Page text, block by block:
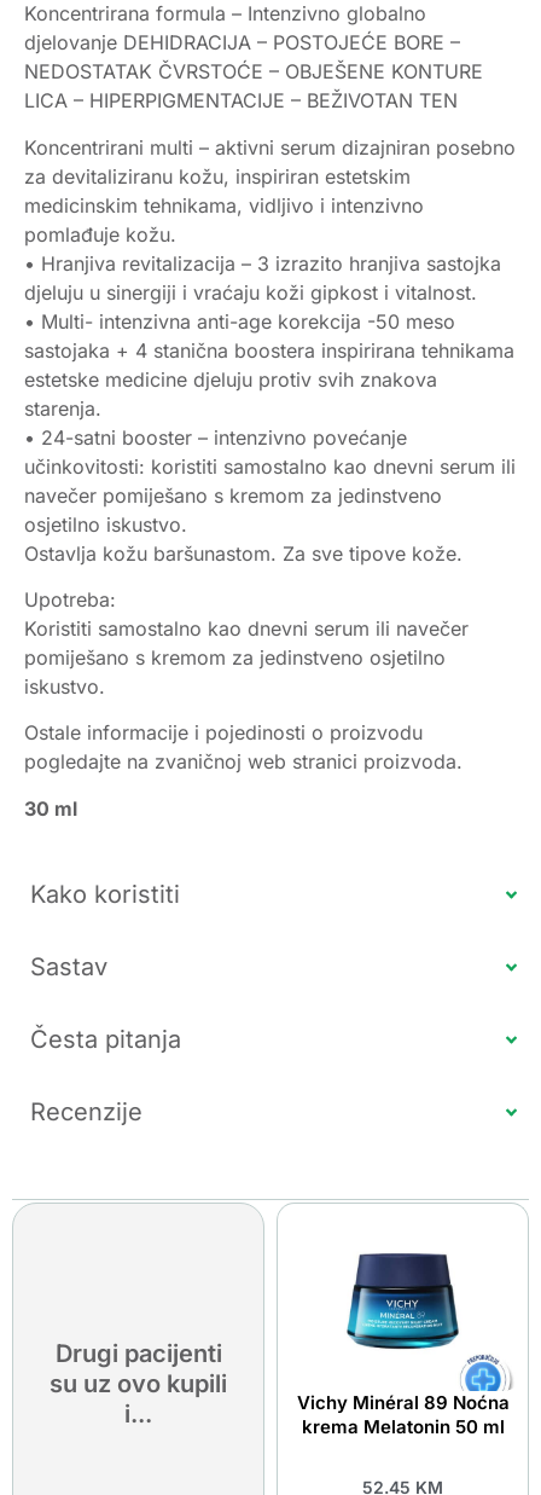
Koncentrirana formula – Intenzivno globalno
djelovanje DEHIDRACIJA – POSTOJEĆE BORE –
NEDOSTATAK ČVRSTOĆE – OBJEŠENE KONTURE
LICA – HIPERPIGMENTACIJE – BEŽIVOTAN TEN
Koncentrirani multi – aktivni serum dizajniran posebno
za devitaliziranu kožu, inspiriran estetskim
medicinskim tehnikama, vidljivo i intenzivno
pomlađuje kožu.
• Hranjiva revitalizacija – 3 izrazito hranjiva sastojka
djeluju u sinergiji i vraćaju koži gipkost i vitalnost.
• Multi- intenzivna anti-age korekcija -50 meso
sastojaka + 4 stanična boostera inspirirana tehnikama
estetske medicine djeluju protiv svih znakova
starenja.
• 24-satni booster – intenzivno povećanje
učinkovitosti: koristiti samostalno kao dnevni serum ili
navečer pomiješano s kremom za jedinstveno
osjetilno iskustvo.
Ostavlja kožu baršunastom. Za sve tipove kože.
Upotreba:
Koristiti samostalno kao dnevni serum ili navečer
pomiješano s kremom za jedinstveno osjetilno
iskustvo.
Ostale informacije i pojedinosti o proizvodu
pogledajte na zvaničnoj web stranici proizvoda.
30 ml
Kako koristiti
Sastav
Česta pitanja
Recenzije
Drugi pacijenti
su uz ovo kupili
i...
Vichy Minéral 89 Noćna
krema Melatonin 50 ml
52.45 KM